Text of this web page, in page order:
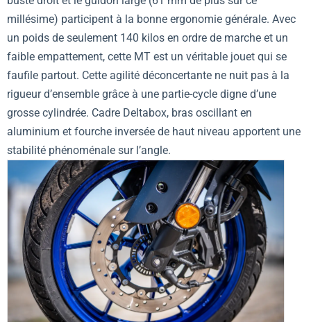
millésime) participent à la bonne ergonomie générale. Avec
un poids de seulement 140 kilos en ordre de marche et un
faible empattement, cette MT est un véritable jouet qui se
faufile partout. Cette agilité déconcertante ne nuit pas à la
rigueur d’ensemble grâce à une partie-cycle digne d’une
grosse cylindrée. Cadre Deltabox, bras oscillant en
aluminium et fourche inversée de haut niveau apportent une
stabilité phénoménale sur l’angle.